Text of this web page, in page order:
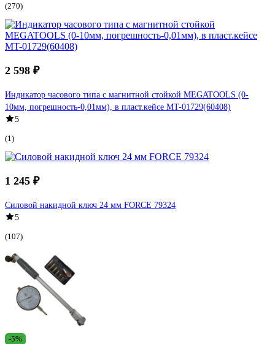
(270)
2 598 ₽
Индикатор часового типа с магнитной стойкой MEGATOOLS (0-
10мм, погрешность-0,01мм), в пласт.кейсе MT-01729(60408)
5
(1)
1 245 ₽
Силовой накидной ключ 24 мм FORCE 79324
5
(107)
-5%